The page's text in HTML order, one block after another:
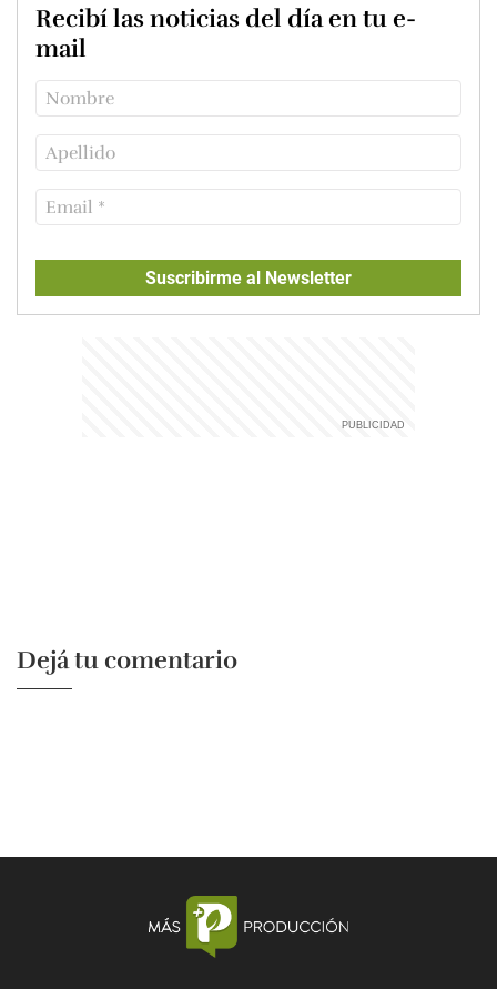
Recibí las noticias del día en tu e-
mail
Suscribirme al Newsletter
Dejá tu comentario